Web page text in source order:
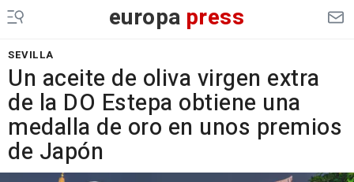
europa press
SEVILLA
Un aceite de oliva virgen extra
de la DO Estepa obtiene una
medalla de oro en unos premios
de Japón